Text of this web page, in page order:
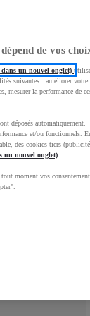
de vos
un nouvel onglet)
suivantes : améliorer votre
mesurer la performance de
déposés automatiquement.
et/ou fonctionnels.
des cookies tiers
un nouvel onglet)
moment vos